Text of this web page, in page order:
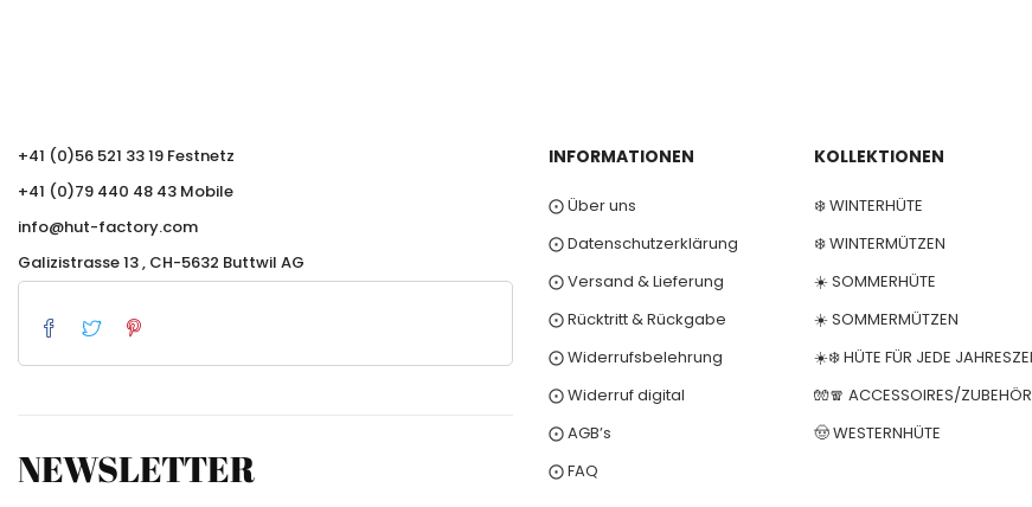
+41 (0)56 521 33 19 Festnetz
+41 (0)79 440 48 43 Mobile
info@hut-factory.com
Galizistrasse 13 , CH-5632 Buttwil AG
NEWSLETTER
INFORMATIONEN
⨀ Über uns
⨀ Datenschutzerklärung
⨀ Versand & Lieferung
⨀ Rücktritt & Rückgabe
⨀ Widerrufsbelehrung
⨀ Widerruf digital
⨀ AGB’s
⨀ FAQ
KOLLEKTIONEN
❄️ WINTERHÜTE
❄️ WINTERMÜTZEN
☀️ SOMMERHÜTE
☀️ SOMMERMÜTZEN
☀️❄️ HÜTE FÜR JEDE
🧤🧣 ACCESSOIRES/ZUBEHÖR
🤠 WESTERNHÜTE